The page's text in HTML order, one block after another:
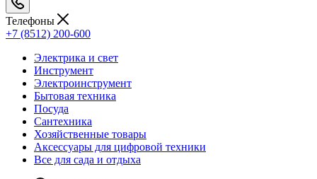
Телефоны
+7 (8512) 200-600
Электрика и свет
Инструмент
Электроинструмент
Бытовая техника
Посуда
Сантехника
Хозяйственные товары
Аксессуары для цифровой техники
Все для сада и отдыха